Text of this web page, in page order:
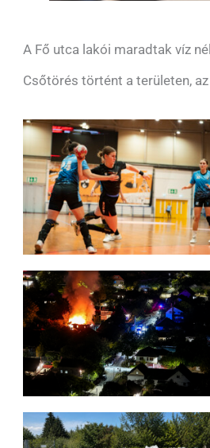
A Fő utca lakói maradtak víz
Csőtörés történt a területen,